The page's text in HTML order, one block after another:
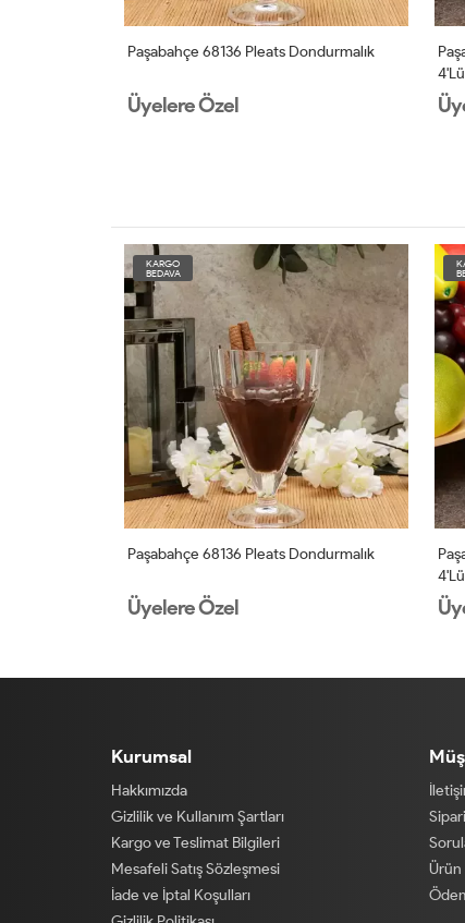
Paşabahçe 68136 Pleats Dondurmalık
Üyelere Özel
4'lü
KARGO
BEDAVA
Paşabahçe 68136 Pleats Dondurmalık
Üyelere Özel
4'lü
Kurumsal
Hakkımızda
Gizlilik ve Kullanım Şartları
Kargo ve Teslimat Bilgileri
Mesafeli Satış Sözleşmesi
İade ve İptal Koşulları
Ürün